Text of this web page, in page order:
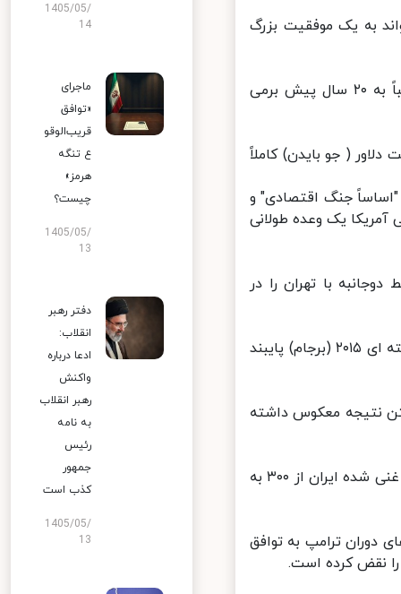
به یک موفقیت بزرگ
وزیر امور خارجه ایران خاطر نشان کرد که تاریخچه روابط وی با بایدن تقریباً به ۲۰ سال پیش برمی
( جو بایدن) کاملاً
جنگ اقتصادی" و
یک وعده طولانی
با تهران را در
ظریف افزود: تا زمانیکه ایالات متحده به تعهدات خود در راستای توافق هسته ای ۲۰۱۵ (برجام) پایبند
نتیجه معکوس داشته
وی ادامه داد: پس از خروج یک جانبه ایالات متحده از برجام، ذخایر اورانیوم غنی شده ایران از ۳۰۰ به
ترامپ به توافق
را نقض کرده است.
1405/05/
14
ماجرای
«توافق
قریب‌الوقو
ع تنگه
هرمز»
چیست؟
1405/05/
13
دفتر رهبر
انقلاب:
ادعا درباره
واکنش
رهبر انقلاب
به نامه
رئیس
جمهور
کذب است
1405/05/
13